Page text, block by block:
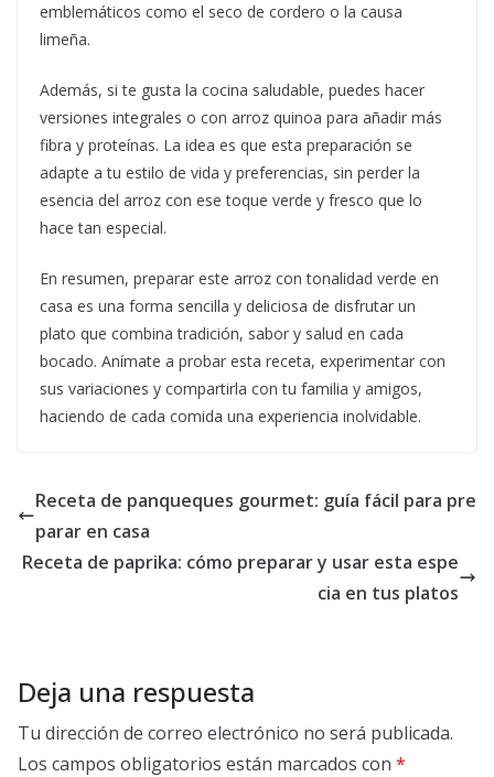
emblemáticos como el seco de cordero o la causa
limeña.
Además, si te gusta la cocina saludable, puedes hacer
versiones integrales o con arroz quinoa para añadir más
fibra y proteínas. La idea es que esta preparación se
adapte a tu estilo de vida y preferencias, sin perder la
esencia del arroz con ese toque verde y fresco que lo
hace tan especial.
En resumen, preparar este arroz con tonalidad verde en
casa es una forma sencilla y deliciosa de disfrutar un
plato que combina tradición, sabor y salud en cada
bocado. Anímate a probar esta receta, experimentar con
sus variaciones y compartirla con tu familia y amigos,
haciendo de cada comida una experiencia inolvidable.
Receta de panqueques gourmet: guía fácil para pre
parar en casa
Receta de paprika: cómo preparar y usar esta espe
cia en tus platos
Deja una respuesta
Tu dirección de correo electrónico no será publicada.
Los campos obligatorios están marcados con *